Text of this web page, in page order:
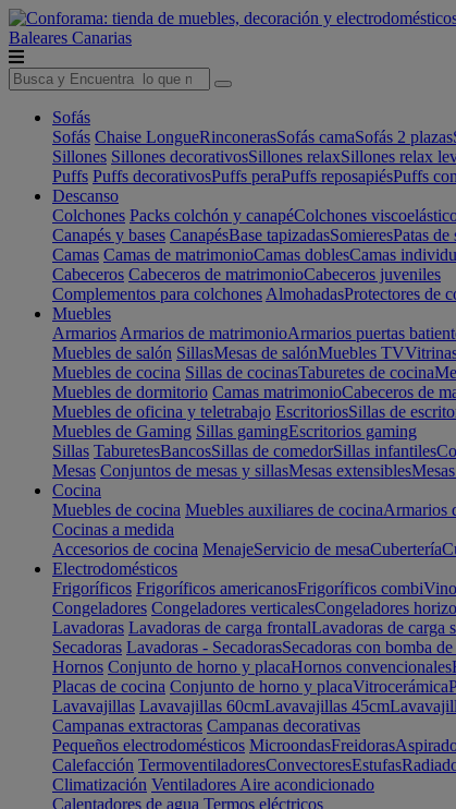
Baleares Canarias
Sofás
Sofás Chaise LongueRinconerasSofás camaSofás 2 plazas
Sillones Sillones decorativosSillones relaxSillones relax
Puffs Puffs decorativosPuffs peraPuffs reposapiésPuffs
Descanso
Colchones Packs colchón y canapéColchones
Canapés y bases CanapésBase tapizadasSomieresPatas de
Camas Camas de matrimonioCamas doblesCamas
Cabeceros Cabeceros de matrimonioCabeceros juveniles
Complementos para colchones AlmohadasProtectores de
Muebles
Armarios Armarios de matrimonioArmarios puertas
Muebles de salón SillasMesas de salónMuebles TV
Muebles de cocina Sillas de cocinasTaburetes de cocina
Muebles de dormitorio Camas matrimonioCabeceros de
Muebles de oficina y teletrabajo EscritoriosSillas de
Muebles de Gaming Sillas gamingEscritorios gaming
Sillas TaburetesBancosSillas de comedorSillas infantiles
Mesas Conjuntos de mesas y sillasMesas extensibles
Cocina
Muebles de cocina Muebles auxiliares de cocinaArmarios
Cocinas a medida
Accesorios de cocina MenajeServicio de mesaCubertería
Electrodomésticos
Frigoríficos Frigoríficos americanosFrigoríficos combi
Congeladores Congeladores verticalesCongeladores
Lavadoras Lavadoras de carga frontalLavadoras de carga
Secadoras Lavadoras - SecadorasSecadoras con bomba
Hornos Conjunto de horno y placaHornos convencionales
Placas de cocina Conjunto de horno y placaVitrocerámica
Lavavajillas Lavavajillas 60cmLavavajillas 45cm
Campanas extractoras Campanas decorativas
Pequeños electrodomésticos MicroondasFreidoras
Calefacción TermoventiladoresConvectoresEstufas
Climatización Ventiladores Aire acondicionado
Calentadores de agua Termos eléctricos